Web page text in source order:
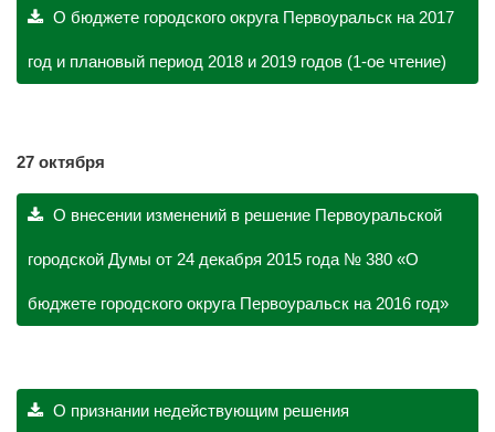
О бюджете городского округа Первоуральск на 2017
год и плановый период 2018 и 2019 годов (1-ое чтение)
27 октября
О внесении изменений в решение Первоуральской
городской Думы от 24 декабря 2015 года № 380 «О
бюджете городского округа Первоуральск на 2016 год»
О признании недействующим решения